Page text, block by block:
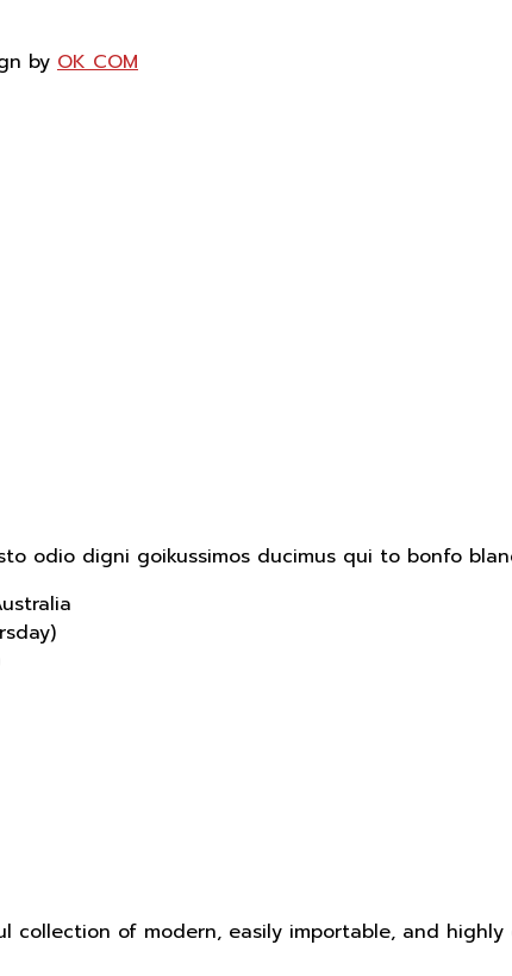
by OK COM
odio digni goikussimos ducimus qui to bonfo
collection of modern, easily importable, and